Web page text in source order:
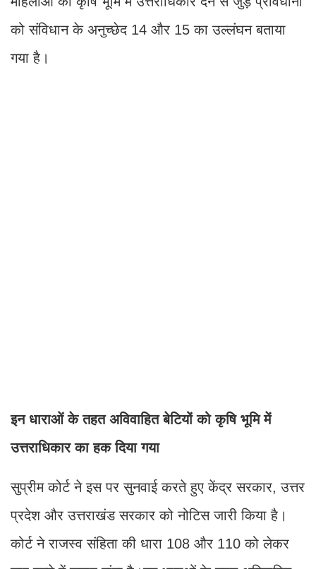
को संविधान के अनुच्छेद 14 और 15 का उल्लंघन बताया
गया है।
इन धाराओं के तहत अविवाहित बेटियों को कृषि भूमि में
उत्तराधिकार का हक दिया गया
सुप्रीम कोर्ट ने इस पर सुनवाई करते हुए केंद्र सरकार, उत्तर
प्रदेश और उत्तराखंड सरकार को नोटिस जारी किया है।
कोर्ट ने राजस्व संहिता की धारा 108 और 110 को लेकर